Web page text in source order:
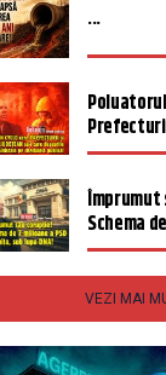
...
Poluatorul
Împrumut
Schema
VEZI MAI